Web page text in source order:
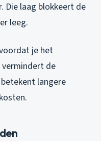
Die laag blokkeert de
leeg.
je het
de
langere